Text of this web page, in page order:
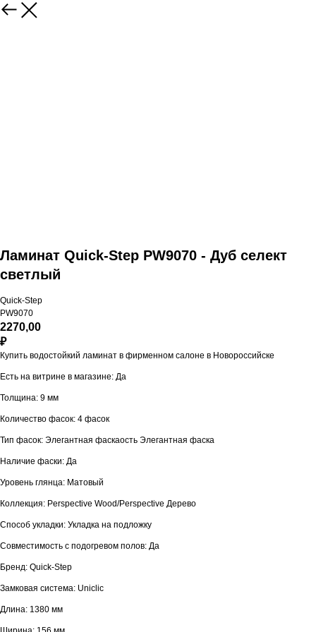
Ламинат Quick-Step PW9070 - Дуб селект
светлый
Quick-Step
PW9070
2270,00
₽
Купить водостойкий ламинат в фирменном салоне в Новороссийске
Есть на витрине в магазине: Да
Толщина: 9 мм
Количество фасок: 4 фасок
Тип фасок: Элегантная фаскаость Элегантная фаска
Наличие фаски: Да
Уровень глянца: Матовый
Коллекция: Perspective Wood/Perspective Дерево
Способ укладки: Укладка на подложку
Совместимость с подогревом полов: Да
Бренд: Quick-Step
Замковая система: Uniclic
Длина: 1380 мм